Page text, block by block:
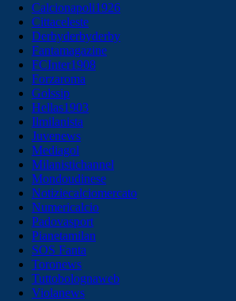
Calcionapoli1926
Cittaceleste
Derbyderbyderby
Fantamagazine
FCInter1908
Forzaroma
Golssip
Hellas1903
Ilmilanista
Juvenews
Mediagol
Milanistichannel
Mondoudinese
Notiziecalciomercato
Numericalcio
Padovasport
Pianetamilan
SOS Fanta
Toronews
Tuttobolognaweb
Violanews